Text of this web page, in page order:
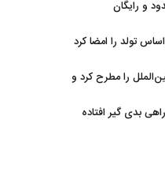
تولد را امضا کرد
را مطرح کرد و
بدی گیر افتاده